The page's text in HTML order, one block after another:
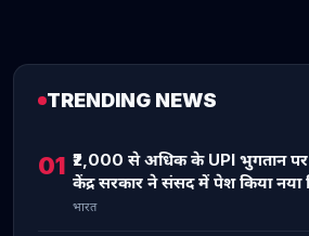
TRENDING NEWS
01 ₹2,000 से अधिक के UPI भुगतान
केंद्र सरकार ने संसद में पेश किया नया
भारत